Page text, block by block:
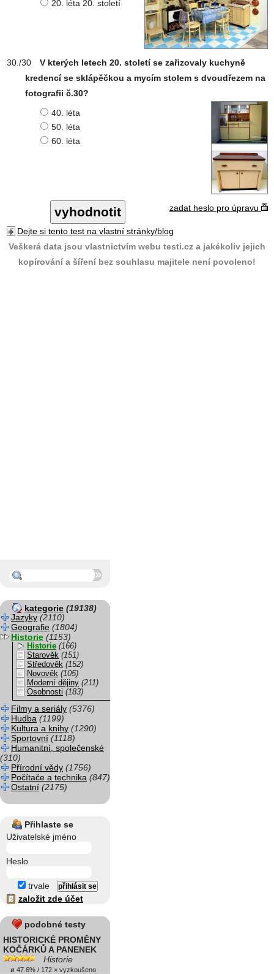
20. léta 20. století
V kterých letech 20. století se zařizovaly kuchyně
kredencí se sklápěčkou a mycím stolem s dvoudřezem na
fotografii č.30?
40. léta
50. léta
60. léta
zadat heslo pro úpravu
Dejte si tento test na vlastní stránky/blog
Veškerá data jsou vlastnictvím webu testi.cz a jakékoliv jejich
kopírování a šíření bez souhlasu majitele není povoleno!
kategorie (19138)
Jazyky (2110)
Geografie (1804)
Historie (1153)
Historie (166)
Starověk (151)
Středověk (152)
Novověk (105)
Moderní dějiny (211)
Osobnosti (183)
Filmy a seriály (5376)
Hudba (1199)
Kultura a knihy (1290)
Sportovní (1118)
Humanitní, společenské
(310)
Přírodní vědy (1756)
Počítače a technika (847)
Ostatní (2175)
Přihlaste se
Uživatelské jméno
Heslo
trvale
založit zde účet
podobné testy
HISTORICKÉ PROMĚNY
KOČÁRKŮ A PANENEK
Historie
ø 47.6% / 172 × vyzkoušeno